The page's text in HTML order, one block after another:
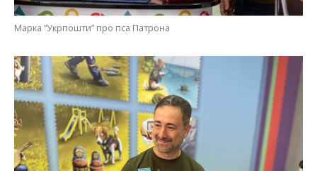
Марка “Укрпошти” про пса Патрона